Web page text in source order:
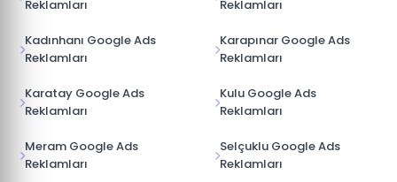
Reklamları Reklamları
Kadınhanı Google Ads
Reklamları
Karapınar Google Ads
Reklamları
Karatay Google Ads
Reklamları
Kulu Google Ads
Reklamları
Meram Google Ads
Reklamları
Selçuklu Google Ads
Reklamları